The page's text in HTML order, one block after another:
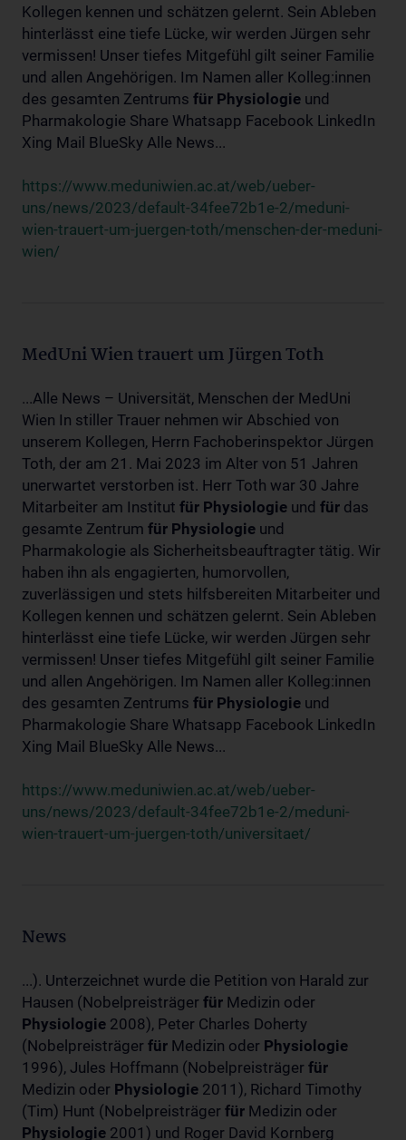
Kollegen kennen und schätzen gelernt. Sein Ableben
hinterlässt eine tiefe Lücke, wir werden Jürgen sehr
vermissen! Unser tiefes Mitgefühl gilt seiner Familie
und allen Angehörigen. Im Namen aller Kolleg:innen
des gesamten Zentrums für Physiologie und
Pharmakologie Share Whatsapp Facebook LinkedIn
Xing Mail BlueSky Alle News...
https://www.meduniwien.ac.at/web/ueber-
uns/news/2023/default-34fee72b1e-2/meduni-
wien-trauert-um-juergen-toth/menschen-der-meduni-
wien/
MedUni Wien trauert um Jürgen Toth
...Alle News – Universität, Menschen der MedUni
Wien In stiller Trauer nehmen wir Abschied von
unserem Kollegen, Herrn Fachoberinspektor Jürgen
Toth, der am 21. Mai 2023 im Alter von 51 Jahren
unerwartet verstorben ist. Herr Toth war 30 Jahre
Mitarbeiter am Institut für Physiologie und für das
gesamte Zentrum für Physiologie und
Pharmakologie als Sicherheitsbeauftragter tätig. Wir
haben ihn als engagierten, humorvollen,
zuverlässigen und stets hilfsbereiten Mitarbeiter und
Kollegen kennen und schätzen gelernt. Sein Ableben
hinterlässt eine tiefe Lücke, wir werden Jürgen sehr
vermissen! Unser tiefes Mitgefühl gilt seiner Familie
und allen Angehörigen. Im Namen aller Kolleg:innen
des gesamten Zentrums für Physiologie und
Pharmakologie Share Whatsapp Facebook LinkedIn
Xing Mail BlueSky Alle News...
https://www.meduniwien.ac.at/web/ueber-
uns/news/2023/default-34fee72b1e-2/meduni-
wien-trauert-um-juergen-toth/universitaet/
News
...). Unterzeichnet wurde die Petition von Harald zur
Hausen (Nobelpreisträger für Medizin oder
Physiologie 2008), Peter Charles Doherty
(Nobelpreisträger für Medizin oder Physiologie
1996), Jules Hoffmann (Nobelpreisträger für
Medizin oder Physiologie 2011), Richard Timothy
(Tim) Hunt (Nobelpreisträger für Medizin oder
Physiologie 2001) und Roger David Kornberg